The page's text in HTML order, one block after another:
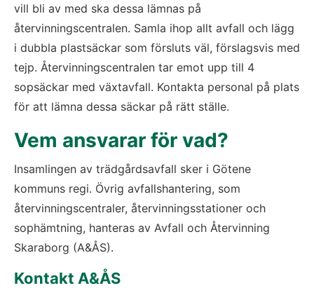
vill bli av med ska dessa lämnas på
återvinningscentralen. Samla ihop allt avfall och lägg
i dubbla plastsäckar som försluts väl, förslagsvis med
tejp. Återvinningscentralen tar emot upp till 4
sopsäckar med växtavfall. Kontakta personal på plats
för att lämna dessa säckar på rätt ställe.
Vem ansvarar för vad?
Insamlingen av trädgårdsavfall sker i Götene
kommuns regi. Övrig avfallshantering, som
återvinningscentraler, återvinningsstationer och
sophämtning, hanteras av Avfall och Återvinning
Skaraborg (A&ÅS).
Kontakt A&ÅS